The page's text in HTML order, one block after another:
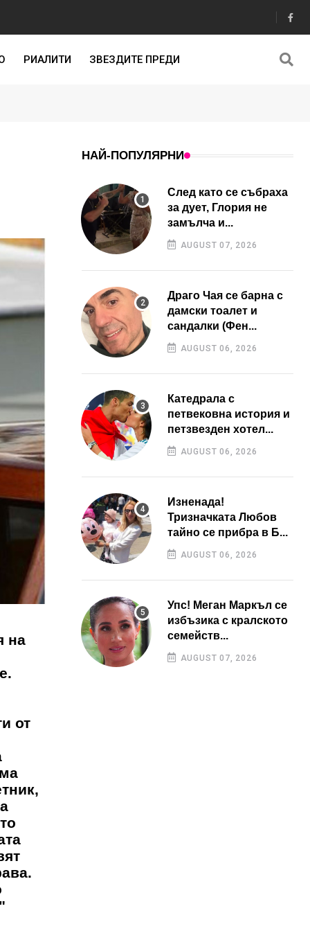
РИАЛИТИ ЗВЕЗДИТЕ ПРЕДИ
на
от
НАЙ-ПОПУЛЯРНИ
След като се събраха
за дует, Глория не
замълча и...
AUGUST 07, 2026
Драго Чая се барна с
дамски тоалет и
сандалки (Фен...
AUGUST 06, 2026
Катедрала с
петвековна история и
петзвезден хотел...
AUGUST 06, 2026
Изненада!
Тризначката Любов
тайно се прибра в Б...
AUGUST 06, 2026
Упс! Меган Маркъл се
избъзика с кралското
семейств...
AUGUST 07, 2026